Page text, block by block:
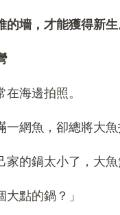
墻，才能獲得新生
海邊拍照。
網魚，卻總將大魚
的鍋太小了，大魚
點的鍋？」